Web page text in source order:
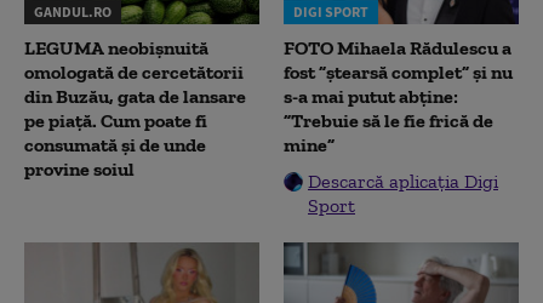
GANDUL.RO
LEGUMA neobișnuită
omologată de cercetătorii
din Buzău, gata de lansare
pe piață. Cum poate fi
consumată și de unde
provine soiul
DIGI SPORT
FOTO Mihaela Rădulescu a
fost ”ștearsă complet” și nu
s-a mai putut abține:
”Trebuie să le fie frică de
mine”
Descarcă aplicația Digi
Sport